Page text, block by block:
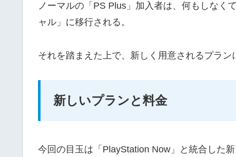
ノーマルの「PS Plus」加入者は、何もしなく
ャル」に移行される。
それを踏まえた上で、新しく用意されるプラン
新しいプランと料金
今回の目玉は「PlayStation Now」と統合した新